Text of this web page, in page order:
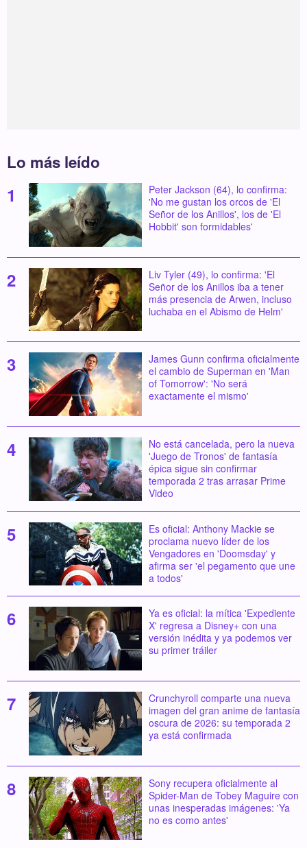
Lo más leído
Peter Jackson (64), lo confirma:
'No me gustan los orcos de 'El
Señor de los Anillos', los de 'El
Hobbit' son formidables'
Liv Tyler (49), lo confirma: 'El
Señor de los Anillos iba a tener
más presencia de Arwen, incluso
luchaba en el Abismo de Helm'
James Gunn confirma oficialmente
el cambio de Superman en 'Man
of Tomorrow': 'No será
exactamente el mismo'
No está cancelada, pero la nueva
'Juego de Tronos' de fantasía
épica sigue sin confirmar
temporada 2 tras arrasar Prime
Video
Es oficial: Anthony Mackie se
proclama nuevo líder de los
Vengadores en 'Doomsday' y
afirma ser 'el pegamento que une
a todos'
Ya es oficial: la mítica 'Expediente
X' regresa a Disney+ con una
versión inédita y ya podemos ver
su primer tráiler
Crunchyroll comparte una nueva
imagen del gran anime de fantasía
oscura de 2026: su temporada 2
ya está confirmada
Sony recupera oficialmente al
Spider-Man de Tobey Maguire con
unas inesperadas imágenes: 'Ya
no es como antes'